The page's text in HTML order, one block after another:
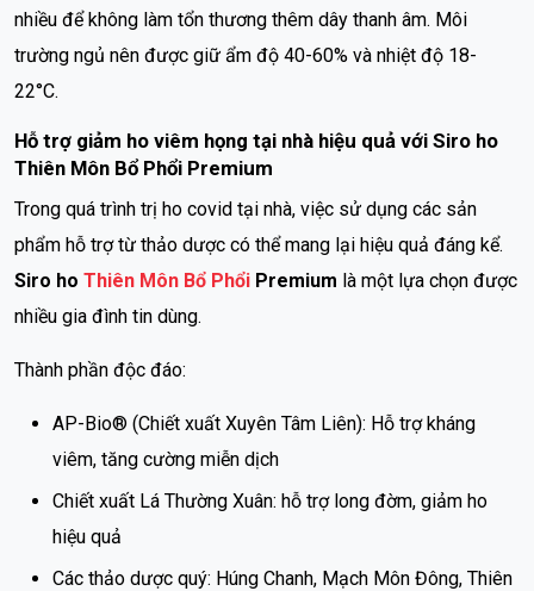
nhiều để không làm tổn thương thêm dây thanh âm. Môi
trường ngủ nên được giữ ẩm độ 40-60% và nhiệt độ 18-
22°C.
Hỗ trợ giảm ho viêm họng tại nhà hiệu quả với Siro ho
Thiên Môn Bổ Phổi Premium
Trong quá trình trị ho covid tại nhà, việc sử dụng các sản
phẩm hỗ trợ từ thảo dược có thể mang lại hiệu quả đáng kể.
Siro ho Thiên Môn Bổ Phổi Premium là một lựa chọn được
nhiều gia đình tin dùng.
Thành phần độc đáo:
AP-Bio® (Chiết xuất Xuyên Tâm Liên): Hỗ trợ kháng
viêm, tăng cường miễn dịch
Chiết xuất Lá Thường Xuân: hỗ trợ long đờm, giảm ho
hiệu quả
Các thảo dược quý: Húng Chanh, Mạch Môn Đông, Thiên